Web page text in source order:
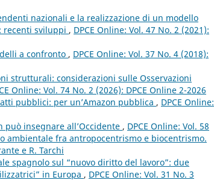
nazionali e la realizzazione di un modello
recenti sviluppi , DPCE Online: Vol. 47 No. 2 (2021):
a confronto , DPCE Online: Vol. 37 No. 4 (2018):
strutturali: considerazioni sulle Osservazioni
Online: Vol. 74 No. 2 (2026): DPCE Online 2-2026
pubblici: per un’Amazon pubblica , DPCE Online:
può insegnare all’Occidente , DPCE Online: Vol. 58
ambientale fra antropocentrismo e biocentrismo.
e R. Tarchi
spagnolo sul “nuovo diritto del lavoro”: due
in Europa , DPCE Online: Vol. 31 No. 3